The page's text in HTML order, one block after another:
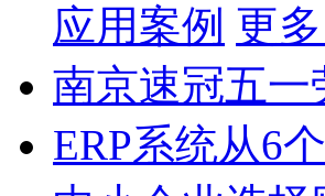
应用案例 更
南京速冠五
ERP系统从6